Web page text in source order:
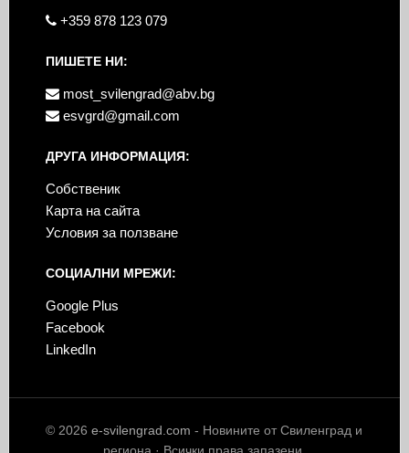
+359 878 123 079
ПИШЕТЕ НИ:
most_svilengrad@abv.bg
esvgrd@gmail.com
ДРУГА ИНФОРМАЦИЯ:
Собственик
Карта на сайта
Условия за ползване
СОЦИАЛНИ МРЕЖИ:
Google Plus
Facebook
LinkedIn
© 2026e-svilengrad.com - Новините от Свиленград и
региона · Всички права запазени.